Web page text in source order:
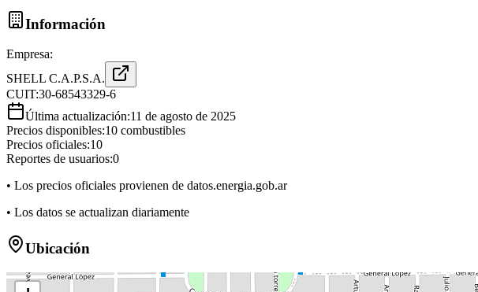
Información
Empresa:
SHELL C.A.P.S.A.
CUIT:30-68543329-6
Última actualización:11 de agosto de 2025
Precios disponibles:10 combustibles
Precios oficiales:10
Reportes de usuarios:0
• Los precios oficiales provienen de datos.energia.gob.ar
• Los datos se actualizan diariamente
Ubicación